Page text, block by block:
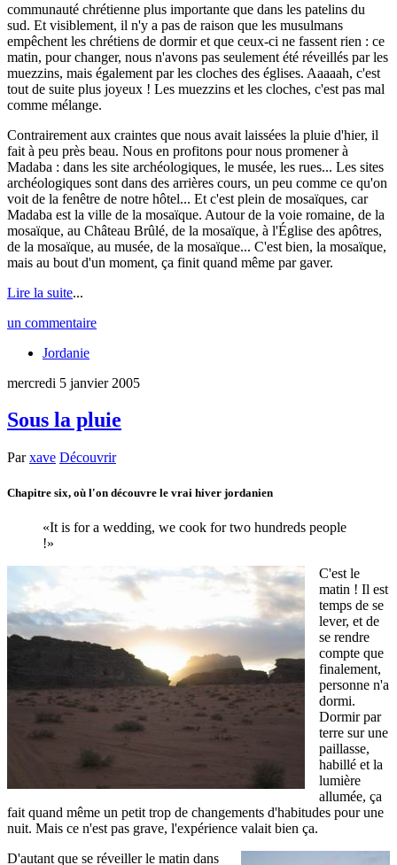
communauté chrétienne plus importante que dans les patelins du
sud. Et visiblement, il n'y a pas de raison que les musulmans
empêchent les chrétiens de dormir et que ceux-ci ne fassent rien : ce
matin, pour changer, nous n'avons pas seulement été réveillés par les
muezzins, mais également par les cloches des églises. Aaaaah, c'est
tout de suite plus joyeux ! Les muezzins et les cloches, c'est pas mal
comme mélange.
Contrairement aux craintes que nous avait laissées la pluie d'hier, il
fait à peu près beau. Nous en profitons pour nous promener à
Madaba : dans les site archéologiques, le musée, les rues... Les sites
archéologiques sont dans des arrières cours, un peu comme ce qu'on
voit de la fenêtre de notre hôtel... Et c'est plein de mosaïques, car
Madaba est la ville de la mosaïque. Autour de la voie romaine, de la
mosaïque, au Château Brûlé, de la mosaïque, à l'Église des apôtres,
de la mosaïque, au musée, de la mosaïque... C'est bien, la mosaïque,
mais au bout d'un moment, ça finit quand même par gaver.
Lire la suite...
un commentaire
Jordanie
mercredi 5 janvier 2005
Sous la pluie
Parxave Découvrir
Chapitre six, où l'on découvre le vrai hiver jordanien
It is for a wedding, we cook for two hundreds people
!
C'est le
matin ! Il est
temps de se
lever, et de
se rendre
compte que
finalement,
personne n'a
dormi.
Dormir par
terre sur une
paillasse,
habillé et la
lumière
allumée, ça
fait quand même un petit trop de changements d'habitudes pour une
nuit. Mais ce n'est pas grave, l'expérience valait bien ça.
D'autant que se réveiller le matin dans